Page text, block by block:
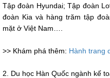
Tập đoàn Hyundai; Tập đoàn
đoàn Kia và hàng trăm tập
mặt ở Việt Nam….
>> Khám phá thêm: Hành trang
2. Du học Hàn Quốc ngành kế